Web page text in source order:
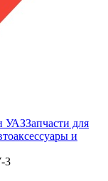
УАЗЗапчасти для
и
3